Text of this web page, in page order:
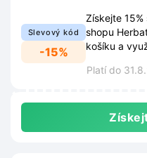
Slevový kód
-15%
Získejte
shopu
košíku a
Platí do